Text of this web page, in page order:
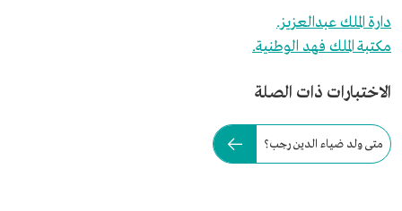
دارة الملك عبدالعزيز.
مكتبة الملك فهد الوطنية.
الاختبارات ذات الصلة
متى ولد ضياء الدين رجب؟